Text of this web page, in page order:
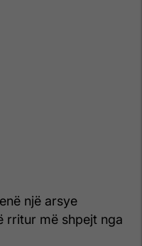
një arsye
rritur më shpejt nga